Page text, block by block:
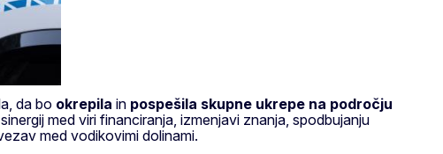
da bo okrepila in pospešila skupne ukrepe na področju
med viri financiranja, izmenjavi znanja, spodbujanju
med vodikovimi dolinami.